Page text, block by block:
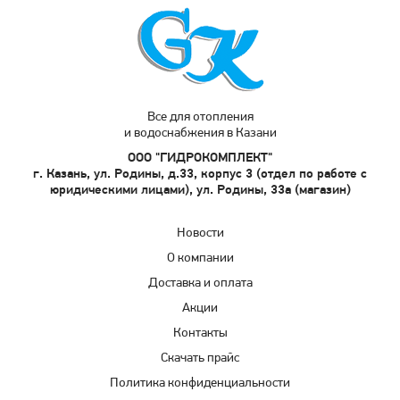
Все для отопления
и водоснабжения в Казани
ООО "ГИДРОКОМПЛЕКТ"
г. Казань, ул. Родины, д.33, корпус 3 (отдел по работе с
юридическими лицами), ул. Родины, 33а (магазин)
Новости
О компании
Доставка и оплата
Акции
Контакты
Скачать прайс
Политика конфиденциальности